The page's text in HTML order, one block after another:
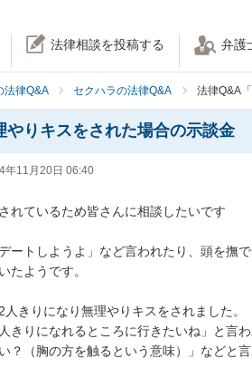
法律相談を投稿する 弁護
法律Q&A セクハラの法律Q&A 法律Q&A
りキスをされた場合の示談金
年11月20日 06:40
れているため皆さんに相談したいです
ートしようよ」など言われたり、頭を撫
たようです。
きりになり無理やりキスをされました。
きりになれるところに行きたいね」と言
？（胸の方を触るという意味）」などと